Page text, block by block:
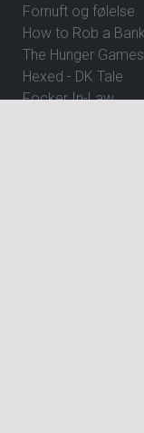
Fornuft og følelse
How to Rob a Bank
The Hunger
Hexed - DK Tale
Focker In-Law